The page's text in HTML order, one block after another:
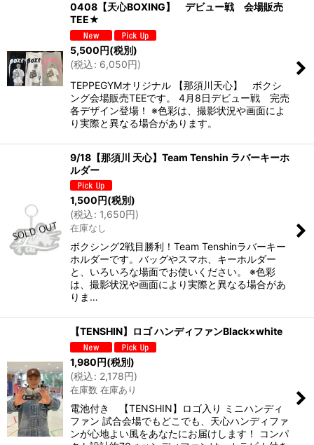
0408【天心BOXING】 デビュー戦 会場販売
TEE★
5,500円(税別)
(税込: 6,050円)
TEPPEGYMオリジナル 【那須川天心】 ボクシ
ング会場販売TEEです。 4月8日デビュー戦 完売
各デザイン登場！ ※色彩は、撮影状況や画面によ
り実際と異なる場合があります。
9/18【那須川 天心】Team Tenshin ラバーキーホ
ルダー
1,500円(税別)
(税込: 1,650円)
在庫なし
ボクシング2戦目勝利！Team Tenshinラバーキー
ホルダーです。バッグやスマホ、キーホルダー
と、いろいろな場面でお使いください。 ※色彩
は、撮影状況や画面により実際と異なる場合があ
りま…
【TENSHIN】ロゴ ハンディファンBlack×white
1,980円(税別)
(税込: 2,178円)
在庫数 在庫あり
電池付き 【TENSHIN】ロゴ入り ミニハンディ
ファン 試合会場でもどこでも、天心ハンディファ
ンが心地よい風をあなたにお届けします！ コンパ